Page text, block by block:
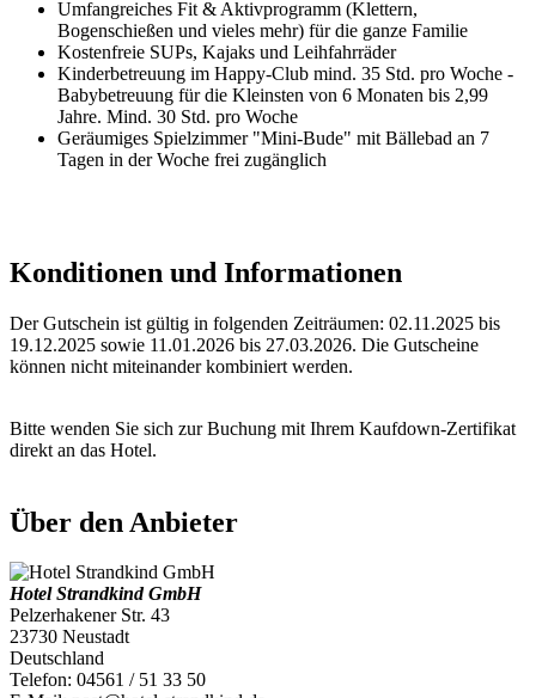
Umfangreiches Fit & Aktivprogramm (Klettern,
Bogenschießen und vieles mehr) für die ganze Familie
Kostenfreie SUPs, Kajaks und Leihfahrräder
Kinderbetreuung im Happy-Club mind. 35 Std. pro Woche -
Babybetreuung für die Kleinsten von 6 Monaten bis 2,99
Jahre. Mind. 30 Std. pro Woche
Geräumiges Spielzimmer "Mini-Bude" mit Bällebad an 7
Tagen in der Woche frei zugänglich
Konditionen und Informationen
Der Gutschein ist gültig in folgenden Zeiträumen: 02.11.2025 bis
19.12.2025 sowie 11.01.2026 bis 27.03.2026. Die Gutscheine
können nicht miteinander kombiniert werden.
Bitte wenden Sie sich zur Buchung mit Ihrem Kaufdown-Zertifikat
direkt an das Hotel.
Über den Anbieter
Hotel Strandkind GmbH
Pelzerhakener Str. 43
23730 Neustadt
Deutschland
Telefon: 04561 / 51 33 50